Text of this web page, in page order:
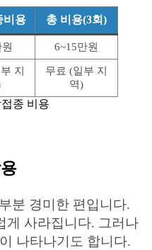
비용 총 비용(3회)
6~15만원
지
무료 (일부 지
역)
종 비용
분 경미한 편입니다.
게 사라집니다. 그러나
나타나기도 합니다.